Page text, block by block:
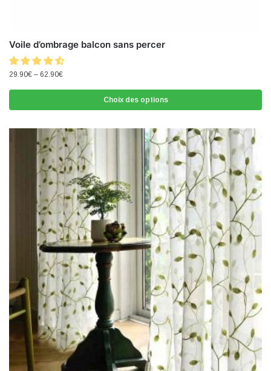
Voile d’ombrage balcon sans percer
29.90€ – 62.90€
Choix des options